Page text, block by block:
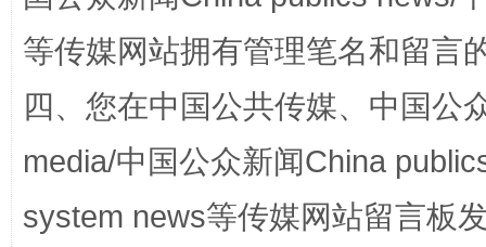
站台名比不上好声名
等传媒网站拥有管理笔名和留言
四、您在中国公共传媒、中国公
media/中国公众新闻China
system news等传媒网站留言板